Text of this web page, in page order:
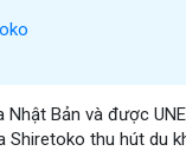
Bản và được
thu hút du